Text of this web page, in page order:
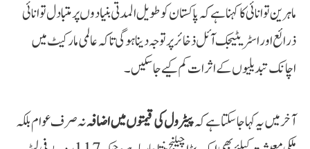
ماہرین توانائی کا کہنا ہے کہ پاکستان کو طویل المدتی بنیادوں پر متبادل توانائی
ذرائع اور اسٹریٹیجک آئل ذخائر پر توجہ دینا ہوگی تاکہ عالمی مارکیٹ میں
اچانک تبدیلیوں کے اثرات کم کیے جا سکیں۔
آخر میں یہ کہا جا سکتا ہے کہپیٹرول کی قیمتوں میں اضافہنہ صرف عوام بلکہ